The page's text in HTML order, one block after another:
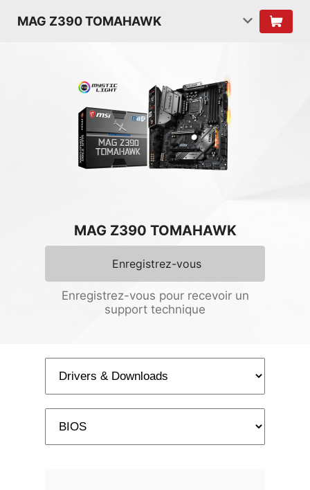
MAG Z390 TOMAHAWK
MAG Z390 TOMAHAWK
Enregistrez-vous
Enregistrez-vous pour recevoir un
support technique